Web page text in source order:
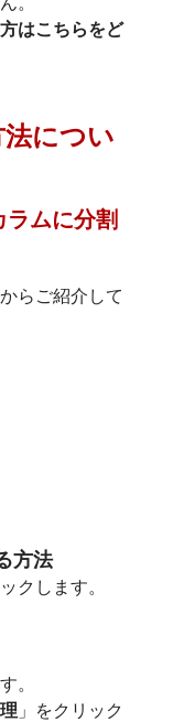
はこちらをど
につい
ラムに分割
らご紹介して
方法
クします。
。
」をクリック